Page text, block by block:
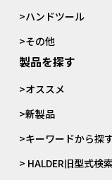
>ハンドツール
>その他
製品を探す
>オススメ
>新製品
>キーワードから探
> HALDER旧型式検索